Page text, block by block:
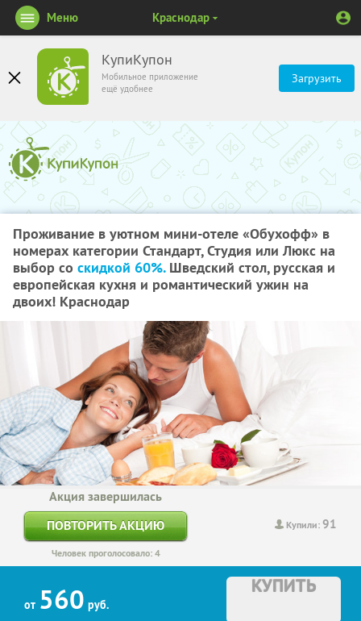
КупиКупон
Мобильное приложение
ещё удобнее
Загрузить
Меню Краснодар
Проживание в уютном мини-отеле «Обухофф» в
номерах категории Стандарт, Студия или Люкс на
выбор со скидкой 60%.Шведский стол, русская и
европейская кухня и романтический ужин на
двоих! Краснодар
Купили:91
Акция завершилась
ПОВТОРИТЬ АКЦИЮ
Человек проголосовало: 4
от 560 руб.
КУПИТЬ